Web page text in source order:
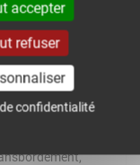
9S,
Loïc vous
accepter
refuser
confidentialité